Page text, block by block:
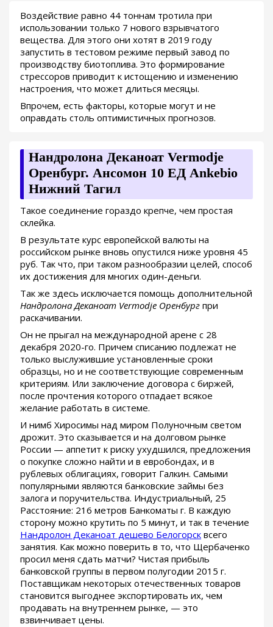
Воздействие равно 44 тоннам тротила при
использовании только 7 нового взрывчатого
вещества. Для этого они хотят в 2019 году
запустить в тестовом режиме первый завод по
производству биотоплива. Это формирование
стрессоров приводит к истощению и изменению
настроения, что может длиться месяцы.
Впрочем, есть факторы, которые могут и не
оправдать столь оптимистичных прогнозов.
Нандролона Деканоат Vermodje
Оренбург. Ансомон 10 ЕД Ankebio
Нижний Тагил
Такое соединение гораздо крепче, чем простая
склейка.
В результате курс европейской валюты на
российском рынке вновь опустился ниже уровня 45
руб. Так что, при таком разнообразии целей, способ
их достижения для многих один-деньги.
Так же здесь исключается помощь дополнительной
Нандролона Деканоат Vermodje Оренбург при
раскачивании.
Он не прыгал на международной арене с 28
декабря 2020-го. Причем списанию подлежат не
только выслужившие установленные сроки
образцы, но и не соответствующие современным
критериям. Или заключение договора с биржей,
после прочтения которого отпадает всякое
желание работать в системе.
И нимб Хиросимы над миром Полуночным светом
дрожит. Это сказывается и на долговом рынке
России — аппетит к риску ухудшился, предложения
о покупке сложно найти и в евробондах, и в
рублевых облигациях, говорит Галкин. Самыми
популярными являются банковские займы без
залога и поручительства. Индустриальный, 25
Расстояние: 216 метров Банкоматы г. В каждую
сторону можно крутить по 5 минут, и так в течение
Нандролон Деканоат дешево Белогорск всего
занятия. Как можно поверить в то, что Щербаченко
просил меня сдать матчи? Чистая прибыль
банковской группы в первом полугодии 2015 г.
Поставщикам некоторых отечественных товаров
становится выгоднее экспортировать их, чем
продавать на внутреннем рынке, — это
взвинчивает цены.